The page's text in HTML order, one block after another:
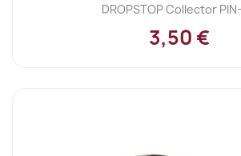
DROPSTOP Collector
3,50 €